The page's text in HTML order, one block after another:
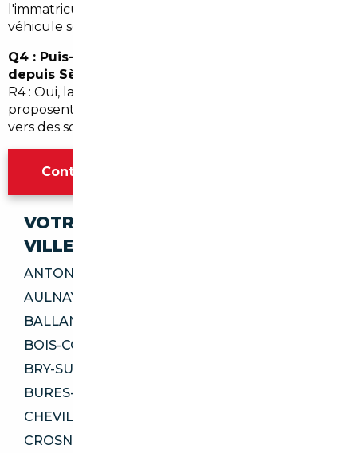
l'immatriculation et parfois la reprise d'ancien
véhicule selon l'offre.
Q4 : Puis-je financer une voiture importée
depuis Sèvres ?
R4 : Oui, la plupart des banques et organismes
proposent des prêts; le courtier peut vous orienter
vers des solutions de financement adaptées.
Contacter l'agence Paris
VOTRE IMPORT SÉCURISÉ DANS CES
VILLES
ANTONY 92160
AULNAY-SOUS-BOIS 93600
BALLANCOURT-SUR-ESSONNE 91610
BOIS-COLOMBES 92270
BRY-SUR-MARNE 94360
BURES-SUR-YVETTE 91440
CHEVILLY-LARUE 94550
CROSNE 91560